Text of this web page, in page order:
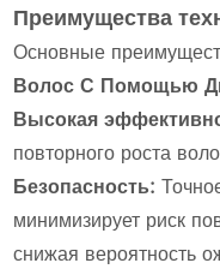
Преимущества
Основные
Волос С Помощью
Высокая
повторного роста
Безопасность:
минимизирует риск
снижая вероятность